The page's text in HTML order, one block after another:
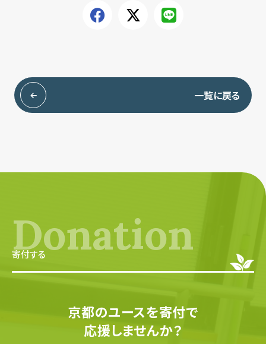
一覧に戻る
Donation
寄付する
京都のユースを寄付で
応援しませんか？